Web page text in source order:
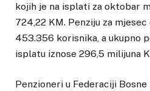
kojih je na isplati za oktobar
724,22 KM. Penziju za
453.356 korisnika, a ukupno
isplatu iznose 296,5 milijuna
Penzioneri u Federaciji